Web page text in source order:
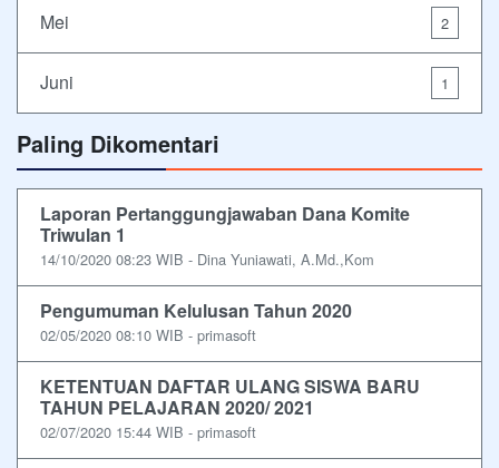
Mei 2
Juni 1
Paling Dikomentari
Laporan Pertanggungjawaban Dana Komite
Triwulan 1
14/10/2020 08:23 WIB - Dina Yuniawati, A.Md.,Kom
Pengumuman Kelulusan Tahun 2020
02/05/2020 08:10 WIB - primasoft
KETENTUAN DAFTAR ULANG SISWA BARU
TAHUN PELAJARAN 2020/ 2021
02/07/2020 15:44 WIB - primasoft